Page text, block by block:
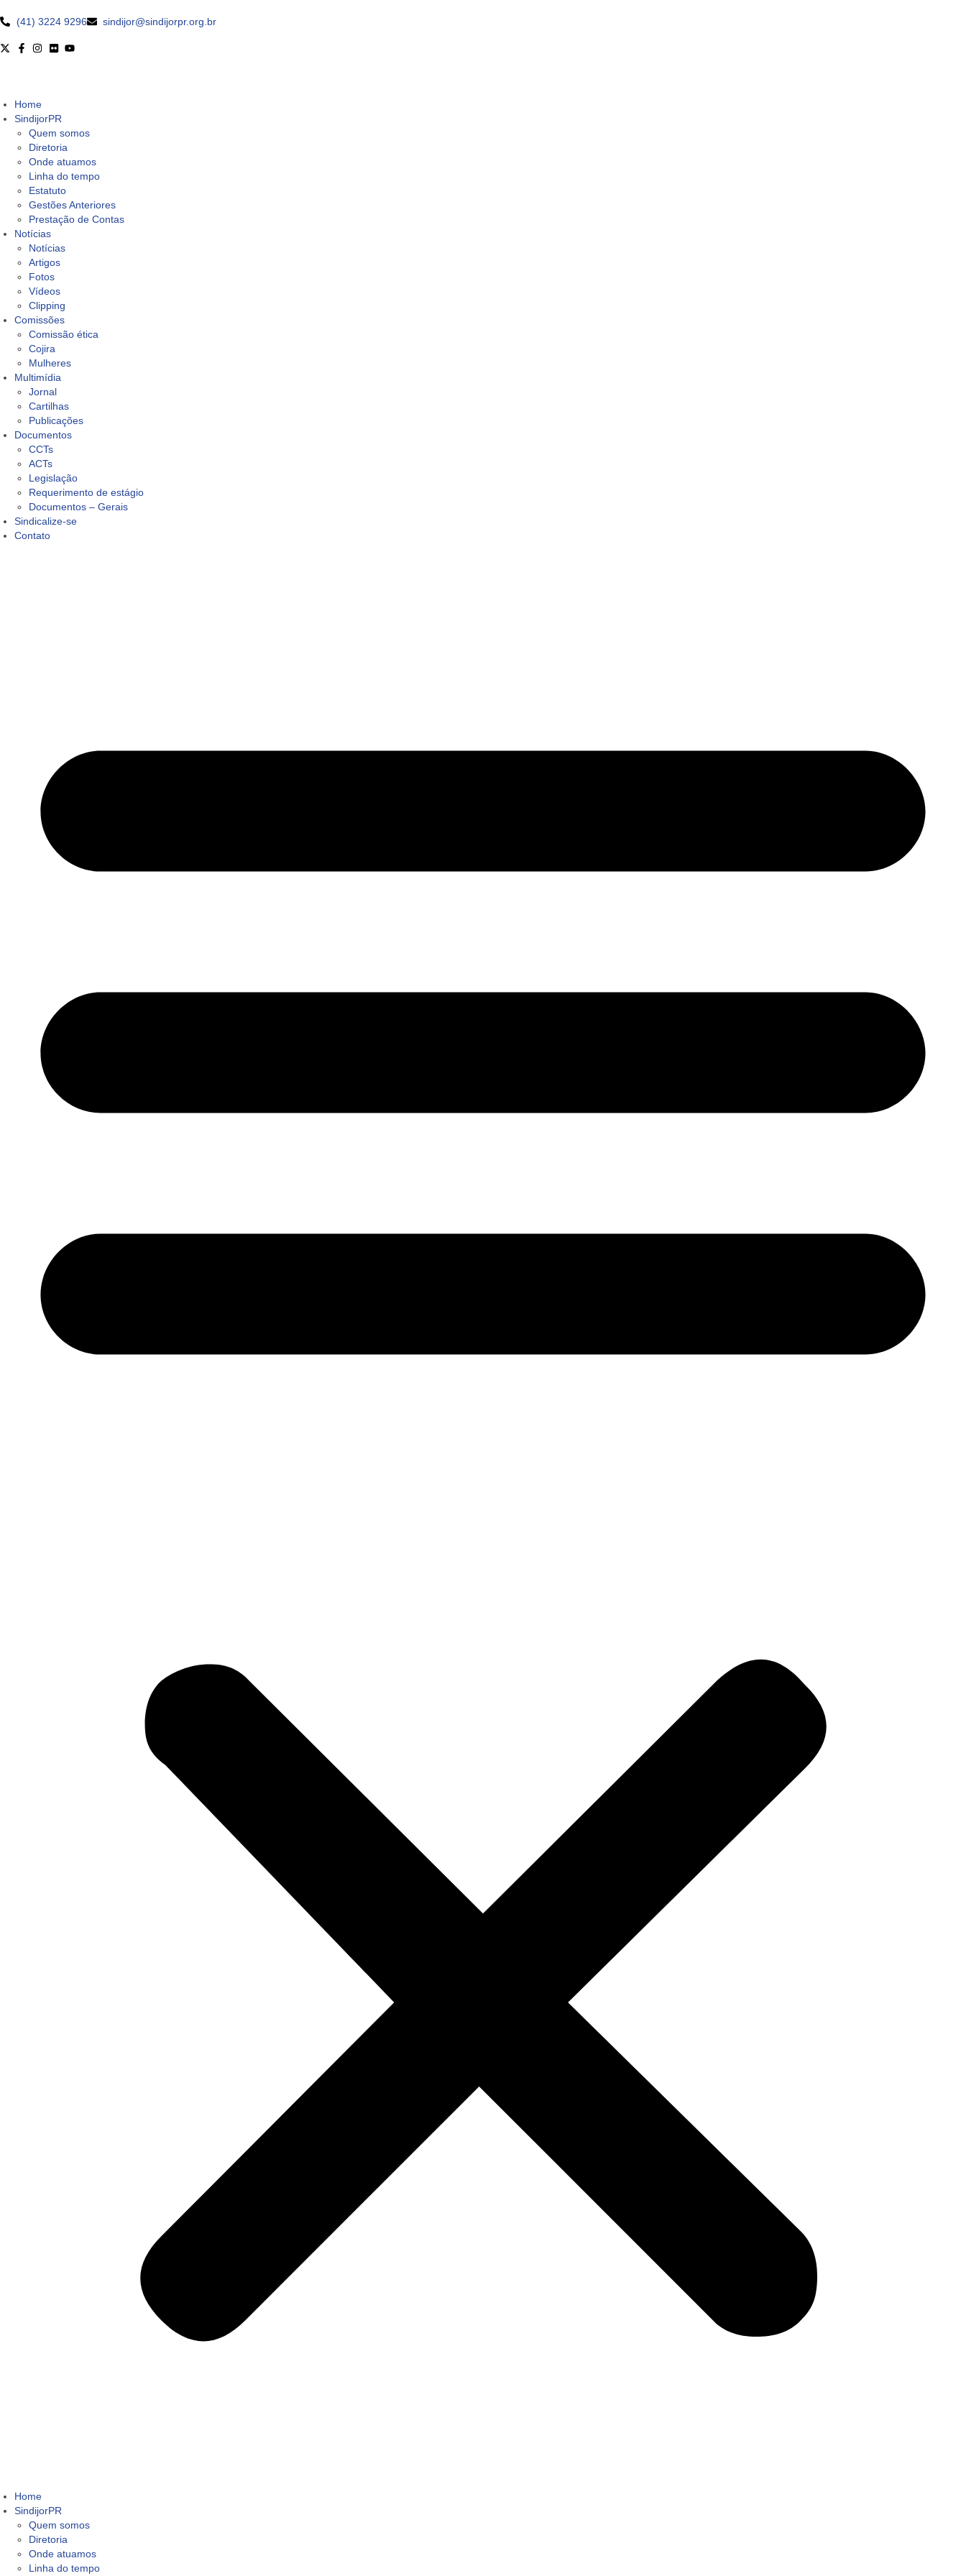
(41) 3224 9296 sindijor@sindijorpr.org.br
Home
SindijorPR
Quem somos
Diretoria
Onde atuamos
Linha do tempo
Estatuto
Gestões Anteriores
Prestação de Contas
Notícias
Notícias
Artigos
Fotos
Vídeos
Clipping
Comissões
Comissão ética
Cojira
Mulheres
Multimídia
Jornal
Cartilhas
Publicações
Documentos
CCTs
ACTs
Legislação
Requerimento de estágio
Documentos – Gerais
Sindicalize-se
Contato
Home
SindijorPR
Quem somos
Diretoria
Onde atuamos
Linha do tempo